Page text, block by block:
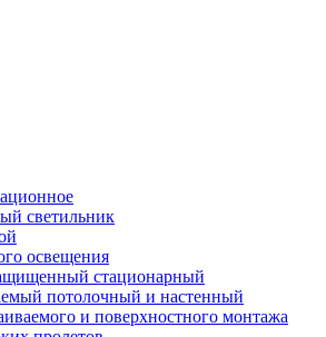
светильник
освещения
стационарный
потолочный и настенный
и поверхностного монтажа